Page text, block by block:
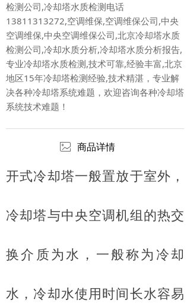
检测公司,冷却塔水质检测电话
13811313272,空调维保,空调维保公司,中央
空调维保,中央空调维保公司,北京冷却塔水质
检测公司,冷却水质分析,冷却塔水质分析报告,
专业冷却塔水质检测,技术可靠,经验丰富,北京
地区15年冷却塔检测经验,技术精湛，专业解
决各种冷却塔系统难题，欢迎咨询各种冷却塔
系统技术难题！
商品详情
开式冷却塔一般置放于室外，
冷却塔与中央空调机组的热交
换介质为水，一般称为冷却
水，冷却水使用时间长水容易
ꂈ